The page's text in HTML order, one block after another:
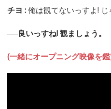
チヨ :俺は観てないっすよ!
──良いっすね! 観ましょう。
(一緒にオープニング映像を